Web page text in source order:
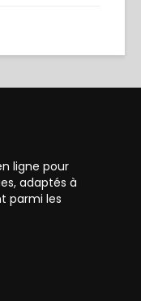
ligne pour
adaptés à
parmi les